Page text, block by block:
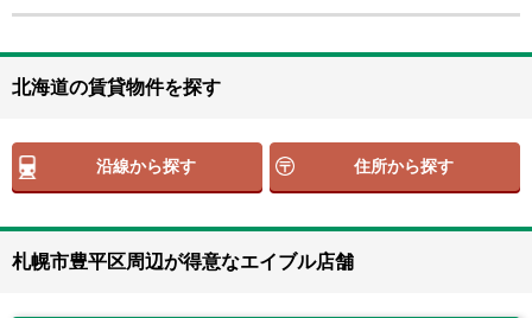
北海道の賃貸物件を探す
沿線から探す 住所から探す
札幌市豊平区周辺が得意なエイブル店舗